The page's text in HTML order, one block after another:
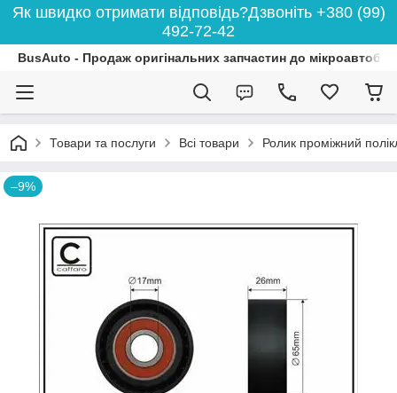
Як швидко отримати відповідь?Дзвоніть +380 (99)
492-72-42
BusAuto - Продаж оригінальних запчастин до
Товари та послуги Всі товари Ролик проміжний
–9%